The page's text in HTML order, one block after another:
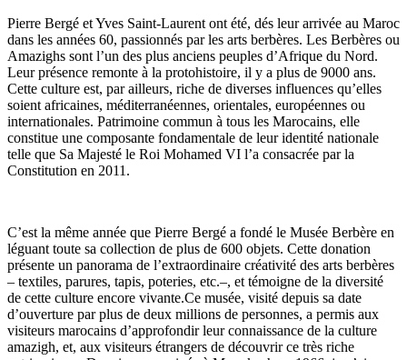
Pierre Bergé et Yves Saint-Laurent ont été, dés leur arrivée au Maroc
dans les années 60, passionnés par les arts berbères. Les Berbères ou
Amazighs sont l’un des plus anciens peuples d’Afrique du Nord.
Leur présence remonte à la protohistoire, il y a plus de 9000 ans.
Cette culture est, par ailleurs, riche de diverses influences qu’elles
soient africaines, méditerranéennes, orientales, européennes ou
internationales. Patrimoine commun à tous les Marocains, elle
constitue une composante fondamentale de leur identité nationale
telle que Sa Majesté le Roi Mohamed VI l’a consacrée par la
Constitution en 2011.
C’est la même année que Pierre Bergé a fondé le Musée Berbère en
léguant toute sa collection de plus de 600 objets. Cette donation
présente un panorama de l’extraordinaire créativité des arts berbères
– textiles, parures, tapis, poteries, etc.–, et témoigne de la diversité
de cette culture encore vivante.Ce musée, visité depuis sa date
d’ouverture par plus de deux millions de personnes, a permis aux
visiteurs marocains d’approfondir leur connaissance de la culture
amazigh, et, aux visiteurs étrangers de découvrir ce très riche